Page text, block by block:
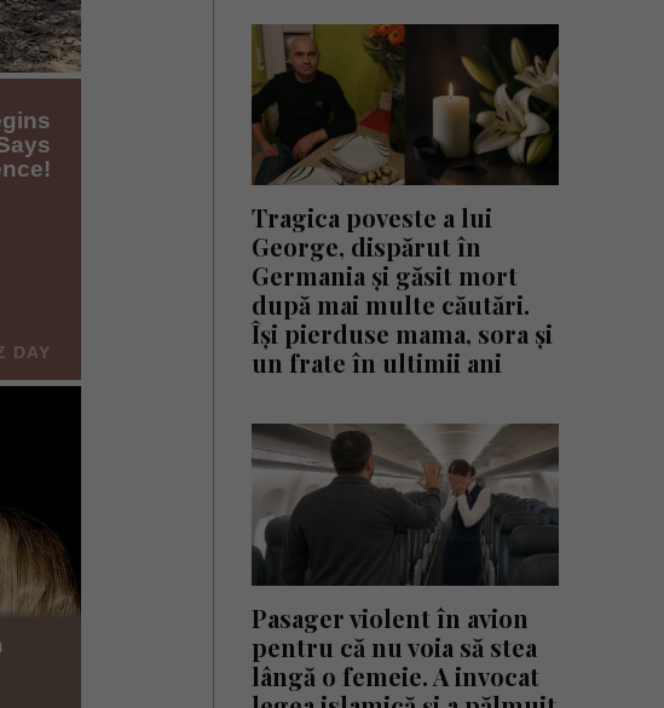
Tragica poveste a lui
George, dispărut în
Germania și găsit mort
după mai multe căutări.
Își pierduse mama, sora și
un frate în ultimii ani
Pasager violent în avion
pentru că nu voia să stea
lângă o femeie. A invocat